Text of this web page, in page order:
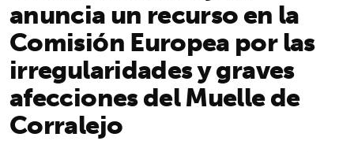
anuncia un recurso en la
Comisión Europea por las
irregularidades y graves
afecciones del Muelle de
Corralejo